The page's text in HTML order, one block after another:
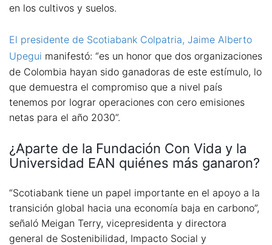
en los cultivos y suelos.
El presidente de Scotiabank Colpatria, Jaime Alberto
Upegui manifestó: “es un honor que dos organizaciones
de Colombia hayan sido ganadoras de este estímulo, lo
que demuestra el compromiso que a nivel país
tenemos por lograr operaciones con cero emisiones
netas para el año 2030”.
¿Aparte de la Fundación Con Vida y la
Universidad EAN quiénes más ganaron?
“Scotiabank tiene un papel importante en el apoyo a la
transición global hacia una economía baja en carbono”,
señaló Meigan Terry, vicepresidenta y directora
general de Sostenibilidad, Impacto Social y